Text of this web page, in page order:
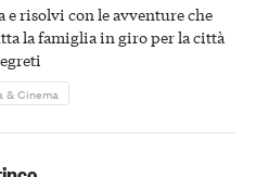
e risolvi con le avventure che
la famiglia in giro per la città
& Cinema